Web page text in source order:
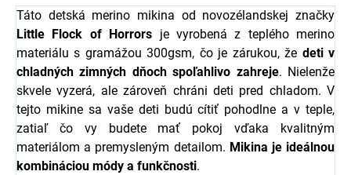
Táto detská merino mikina od novozélandskej značky
Little Flock of Horrors je vyrobená z teplého merino
materiálu s gramážou 300gsm, čo je zárukou, že deti v
chladných zimných dňoch spoľahlivo zahreje. Nielenže
skvele vyzerá, ale zároveň chráni deti pred chladom. V
tejto mikine sa vaše deti budú cítiť pohodlne a v teple,
zatiaľ čo vy budete mať pokoj vďaka kvalitným
materiálom a premysleným detailom. Mikina je ideálnou
kombináciou módy a funkčnosti.